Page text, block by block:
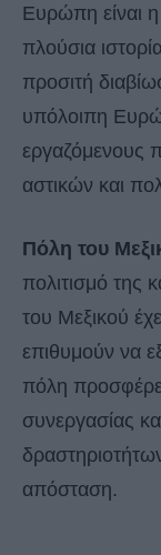
Ευρώπη είναι
πλούσια
προσιτή
υπόλοιπη
εργαζόμενους
αστικών και
Πόλη του
πολιτισμό της
του Μεξικού
επιθυμούν να
πόλη
συνεργασίας
απόσταση.